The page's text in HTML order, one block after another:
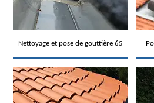
Nettoyage et pose de gouttière 65